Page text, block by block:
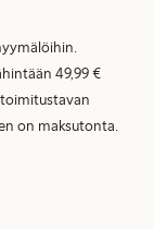
49,99 €
toimitustavan
on maksutonta.